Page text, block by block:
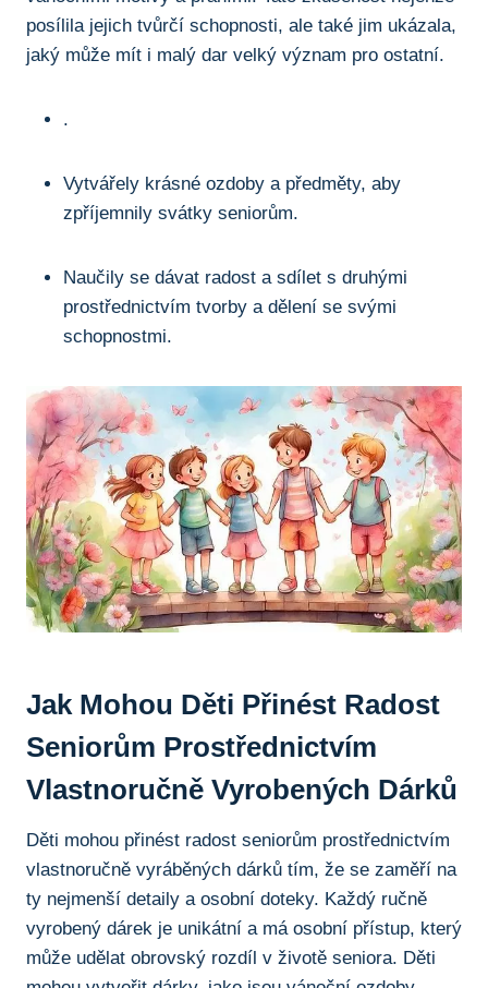
posílila ⁣jejich tvůrčí schopnosti, ale také ⁣jim ⁤ukázala,
jaký může mít i ⁢malý dar ⁢velký význam pro ostatní.
.
Vytvářely ‍krásné ozdoby a​ předměty, aby⁣
zpříjemnily svátky‌ seniorům.
Naučily se dávat radost a⁢ sdílet s⁢ druhými​
prostřednictvím tvorby a dělení se svými
schopnostmi.
Jak Mohou Děti Přinést Radost
Seniorům Prostřednictvím
Vlastnoručně‍ Vyrobených Dárků
Děti ‌mohou přinést radost seniorům prostřednictvím
vlastnoručně⁢ vyráběných dárků tím, že se zaměří na
ty nejmenší ⁣detaily ⁤a osobní doteky. Každý ručně
vyrobený dárek⁢ je unikátní‍ a ‌má osobní přístup,⁢ který
může udělat ‌obrovský rozdíl v životě seniora. ​Děti